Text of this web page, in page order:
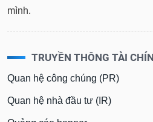
mình.
TRUYỀN THÔNG TÀI
Quan hệ công chúng (PR)
Quan hệ nhà đầu tư (IR)